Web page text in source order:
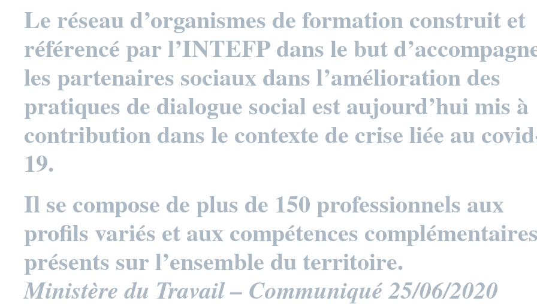
Le réseau d’organismes de formation construit et
référencé par l’INTEFP dans le but
les partenaires sociaux dans l’amélioration des
pratiques de dialogue social est aujourd’hui mis à
contribution dans le contexte de crise liée au
19.
Il se compose de plus de 150 professionnels aux
profils variés et aux compétences
présents sur l’ensemble du territoire.
Ministère du Travail – Communiqué 25/06/2020